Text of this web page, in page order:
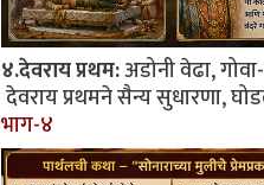
४.देवराय प्रथम:अडोनी वेढा,
देवराय प्रथमने सैन्य सुधारणा,
भाग-४